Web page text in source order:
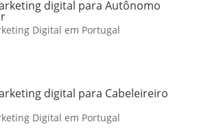
digital para Autônomo
Digital em Portugal
digital para Cabeleireiro
Digital em Portugal